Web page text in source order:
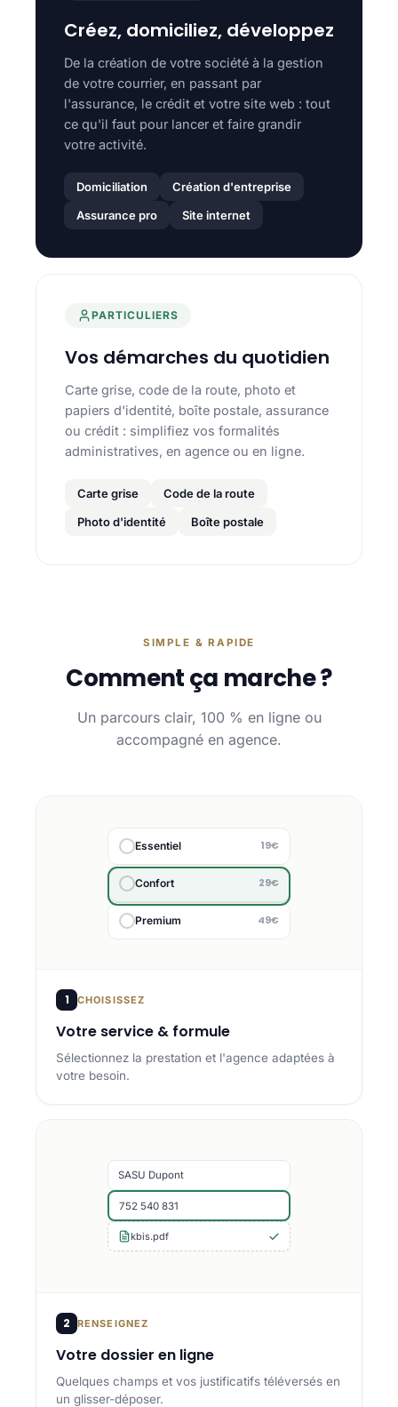
Créez, domiciliez, développez
De la création de votre société à la gestion
de votre courrier, en passant par
l'assurance, le crédit et votre site web : tout
ce qu'il faut pour lancer et faire grandir
votre activité.
Domiciliation
Création d'entreprise
Assurance pro
Site internet
PARTICULIERS
Vos démarches du quotidien
Carte grise, code de la route, photo et
papiers d'identité, boîte postale, assurance
ou crédit : simplifiez vos formalités
administratives, en agence ou en ligne.
Carte grise
Code de la route
Photo d'identité
Boîte postale
SIMPLE & RAPIDE
Comment ça marche ?
Un parcours clair, 100 % en ligne ou
accompagné en agence.
Essentiel 19€
Confort 29€
Premium 49€
1 CHOISISSEZ
Votre service & formule
Sélectionnez la prestation et l'agence adaptées à
votre besoin.
SASU Dupont
752 540 831
kbis.pdf
2 RENSEIGNEZ
Votre dossier en ligne
Quelques champs et vos justificatifs téléversés en
un glisser-déposer.